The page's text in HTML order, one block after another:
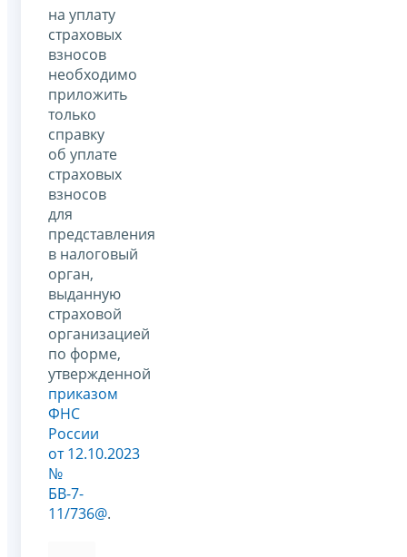
на уплату
страховых
взносов
необходимо
приложить
только
справку
об уплате
страховых
взносов
для
представления
в налоговый
орган,
выданную
страховой
организацией
по форме,
утвержденной
приказом
ФНС
России
от 12.10.2023
№
БВ-7-
11/736@.